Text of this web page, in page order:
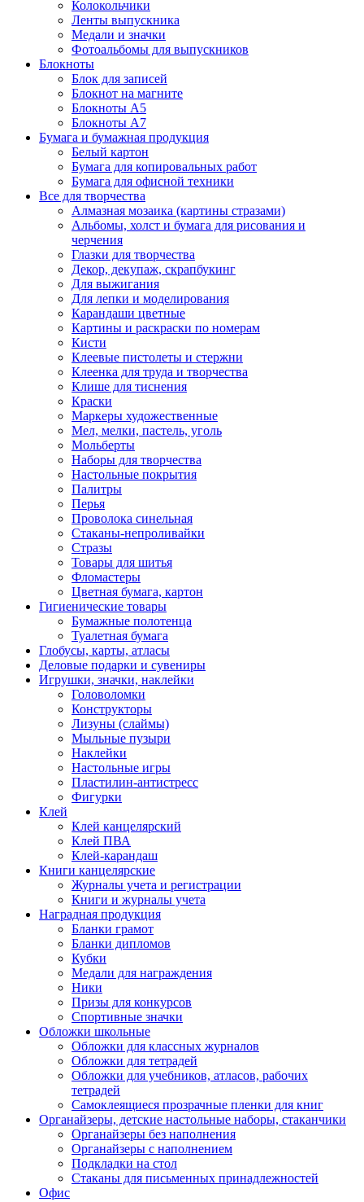
Колокольчики
Ленты выпускника
Медали и значки
Фотоальбомы для выпускников
Блокноты
Блок для записей
Блокнот на магните
Блокноты А5
Блокноты А7
Бумага и бумажная продукция
Белый картон
Бумага для копировальных работ
Бумага для офисной техники
Все для творчества
Алмазная мозаика (картины стразами)
Альбомы, холст и бумага для рисования и
черчения
Глазки для творчества
Декор, декупаж, скрапбукинг
Для выжигания
Для лепки и моделирования
Карандаши цветные
Картины и раскраски по номерам
Кисти
Клеевые пистолеты и стержни
Клеенка для труда и творчества
Клише для тиснения
Краски
Маркеры художественные
Мел, мелки, пастель, уголь
Мольберты
Наборы для творчества
Настольные покрытия
Палитры
Перья
Проволока синельная
Стаканы-непроливайки
Стразы
Товары для шитья
Фломастеры
Цветная бумага, картон
Гигиенические товары
Бумажные полотенца
Туалетная бумага
Глобусы, карты, атласы
Деловые подарки и сувениры
Игрушки, значки, наклейки
Головоломки
Конструкторы
Лизуны (слаймы)
Мыльные пузыри
Наклейки
Настольные игры
Пластилин-антистресс
Фигурки
Клей
Клей канцелярский
Клей ПВА
Клей-карандаш
Книги канцелярские
Журналы учета и регистрации
Книги и журналы учета
Наградная продукция
Бланки грамот
Бланки дипломов
Кубки
Медали для награждения
Ники
Призы для конкурсов
Спортивные значки
Обложки школьные
Обложки для классных журналов
Обложки для тетрадей
Обложки для учебников, атласов, рабочих
тетрадей
Самоклеящиеся прозрачные пленки для книг
Органайзеры, детские настольные наборы, стаканчики
Органайзеры без наполнения
Органайзеры с наполнением
Подкладки на стол
Стаканы для письменных принадлежностей
Офис